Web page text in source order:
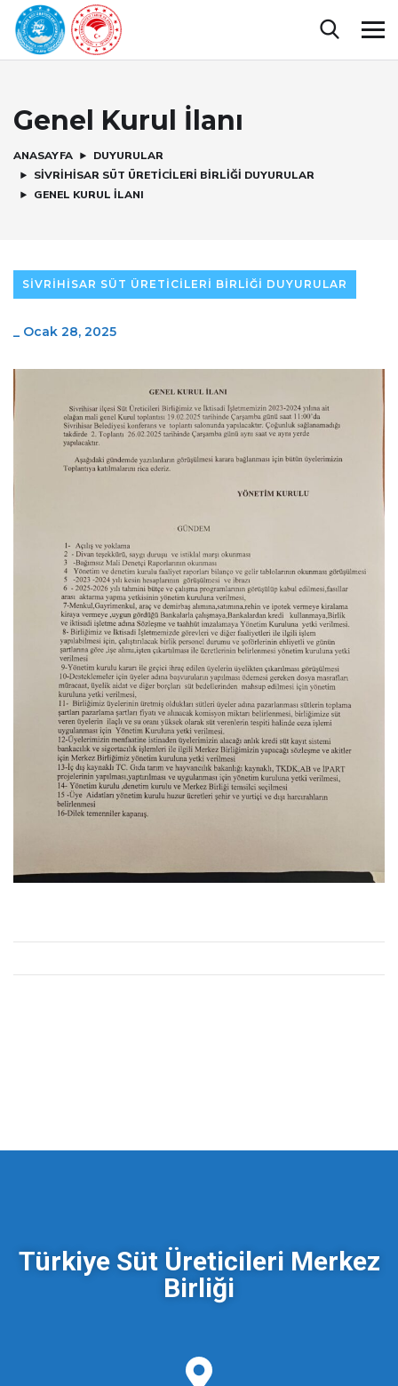
Genel Kurul İlanı
ANASAYFA
DUYURULAR
SIVRIHISAR SÜT ÜRETICILERI BIRLIĞI DUYURULAR
GENEL KURUL İLANI
SIVRIHISAR SÜT ÜRETICILERI BIRLIĞI DUYURULAR
_ Ocak 28, 2025
Türkiye Süt Üreticileri Merkez
Birliği